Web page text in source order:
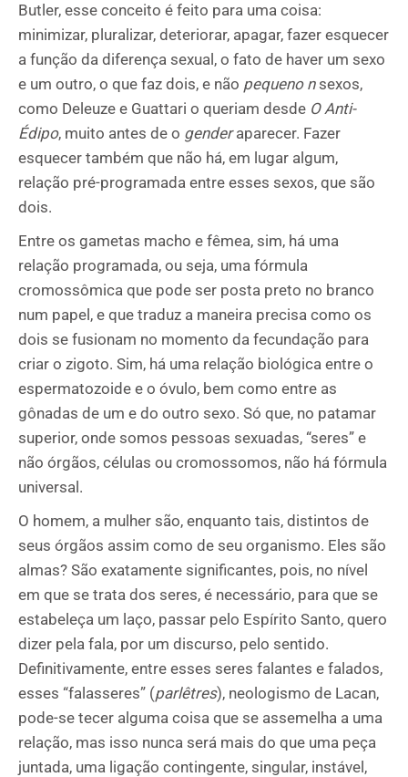
Butler, esse conceito é feito para uma coisa:
minimizar, pluralizar, deteriorar, apagar, fazer esquecer
a função da diferença sexual, o fato de haver um sexo
e um outro, o que faz dois, e não pequeno nsexos,
como Deleuze e Guattari o queriam desde O Anti-
Édipo, muito antes de o genderaparecer. Fazer
esquecer também que não há, em lugar algum,
relação pré-programada entre esses sexos, que são
dois.
Entre os gametas macho e fêmea, sim, há uma
relação programada, ou seja, uma fórmula
cromossômica que pode ser posta preto no branco
num papel, e que traduz a maneira precisa como os
dois se fusionam no momento da fecundação para
criar o zigoto. Sim, há uma relação biológica entre o
espermatozoide e o óvulo, bem como entre as
gônadas de um e do outro sexo. Só que, no patamar
superior, onde somos pessoas sexuadas, “seres” e
não órgãos, células ou cromossomos, não há fórmula
universal.
O homem, a mulher são, enquanto tais, distintos de
seus órgãos assim como de seu organismo. Eles são
almas? São exatamente significantes, pois, no nível
em que se trata dos seres, é necessário, para que se
estabeleça um laço, passar pelo Espírito Santo, quero
dizer pela fala, por um discurso, pelo sentido.
Definitivamente, entre esses seres falantes e falados,
esses “falasseres” (parlêtres), neologismo de Lacan,
pode-se tecer alguma coisa que se assemelha a uma
relação, mas isso nunca será mais do que uma peça
juntada, uma ligação contingente, singular, instável,